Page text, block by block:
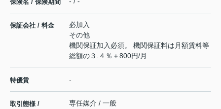
保険名 / 保険期間
保証会社 / 料金
必加入
その他
機関保証加入必須。 機関保証料は月額賃料等
総額の３.４％＋800円/月
特優賃 -
取引態様 /
専任媒介 / 一般